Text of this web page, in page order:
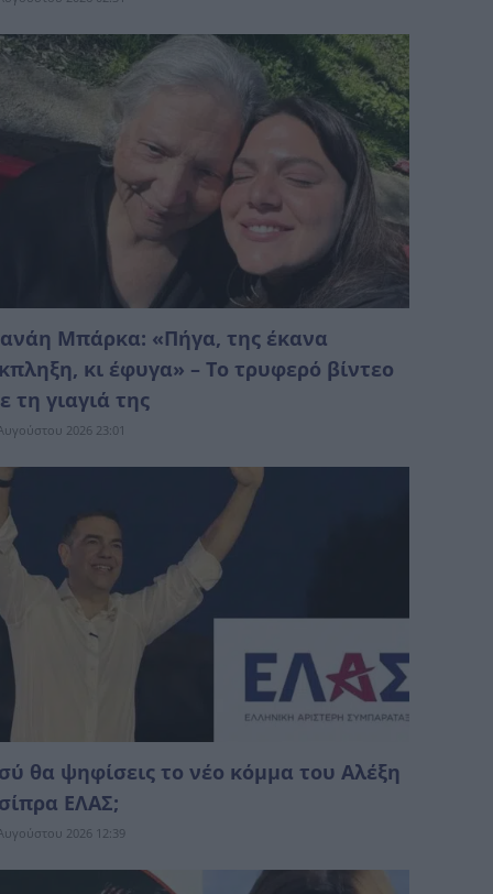
Μπάρκα: «Πήγα, της έκανα
κι έφυγα» – Το τρυφερό βίντεο
τη γιαγιά της
2026 23:01
θα ψηφίσεις το νέο κόμμα του Αλέξη
ΕΛΑΣ;
2026 12:39